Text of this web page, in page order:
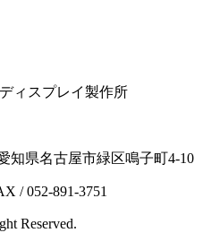
ィスプレイ製作所
知県名古屋市緑区鳴子町4-10
/ 052-891-3751
Reserved.